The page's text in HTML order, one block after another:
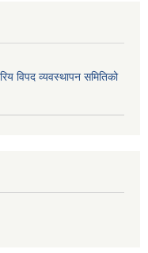
विपद व्यवस्थापन समितिको